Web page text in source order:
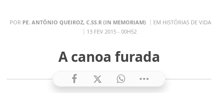
POR PE. ANTÔNIO QUEIROZ, C.SS.R (IN MEMORIAM)
EM HISTÓRIAS DE VIDA
13 FEV 2015 - 00H52
A canoa furada